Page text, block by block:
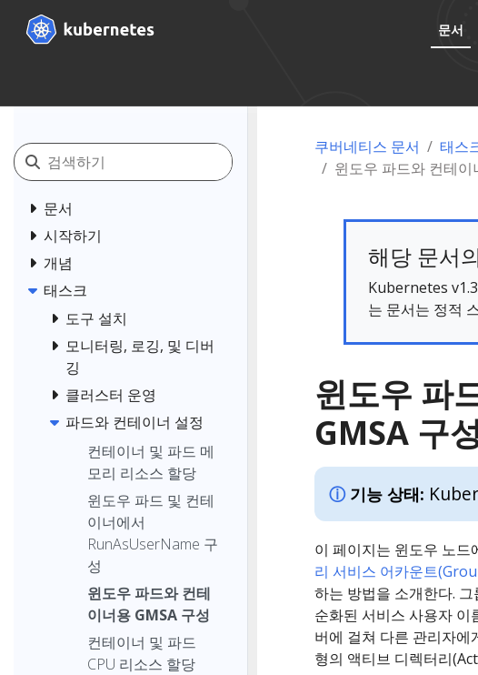
문서
문서
시작하기
개념
태스크
도구 설치
모니터링, 로깅, 및 디버
깅
클러스터 운영
파드와 컨테이너 설정
컨테이너 및 파드 메
모리 리소스 할당
윈도우 파드 및 컨테
이너에서
RunAsUserName 구
성
윈도우 파드와 컨테
이너용 GMSA 구성
컨테이너 및 파드
CPU 리소스 할당
쿠버네티스 문서 태스
윈도우 파드와 컨테이
해당 문서
Kubernetes
는 문서는 정적
윈도우 파
GMSA 구
기능 상태:
이 페이지는 윈도우 노
리 서비스 어카운트
하는 방법을 소개한다.
순화된 서비스 사용자
버에 걸쳐 다른 관리자에
형의 액티브 디렉터리